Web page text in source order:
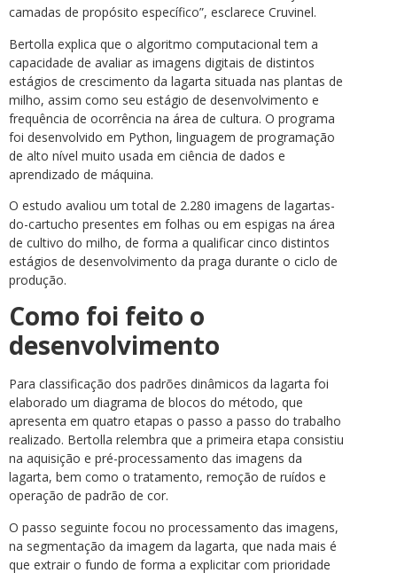
camadas de propósito específico”, esclarece Cruvinel.
Bertolla explica que o algoritmo computacional tem a
capacidade de avaliar as imagens digitais de distintos
estágios de crescimento da lagarta situada nas plantas de
milho, assim como seu estágio de desenvolvimento e
frequência de ocorrência na área de cultura. O programa
foi desenvolvido em Python, linguagem de programação
de alto nível muito usada em ciência de dados e
aprendizado de máquina.
O estudo avaliou um total de 2.280 imagens de lagartas-
do-cartucho presentes em folhas ou em espigas na área
de cultivo do milho, de forma a qualificar cinco distintos
estágios de desenvolvimento da praga durante o ciclo de
produção.
Como foi feito o
desenvolvimento
Para classificação dos padrões dinâmicos da lagarta foi
elaborado um diagrama de blocos do método, que
apresenta em quatro etapas o passo a passo do trabalho
realizado. Bertolla relembra que a primeira etapa consistiu
na aquisição e pré-processamento das imagens da
lagarta, bem como o tratamento, remoção de ruídos e
operação de padrão de cor.
O passo seguinte focou no processamento das imagens,
na segmentação da imagem da lagarta, que nada mais é
que extrair o fundo de forma a explicitar com prioridade